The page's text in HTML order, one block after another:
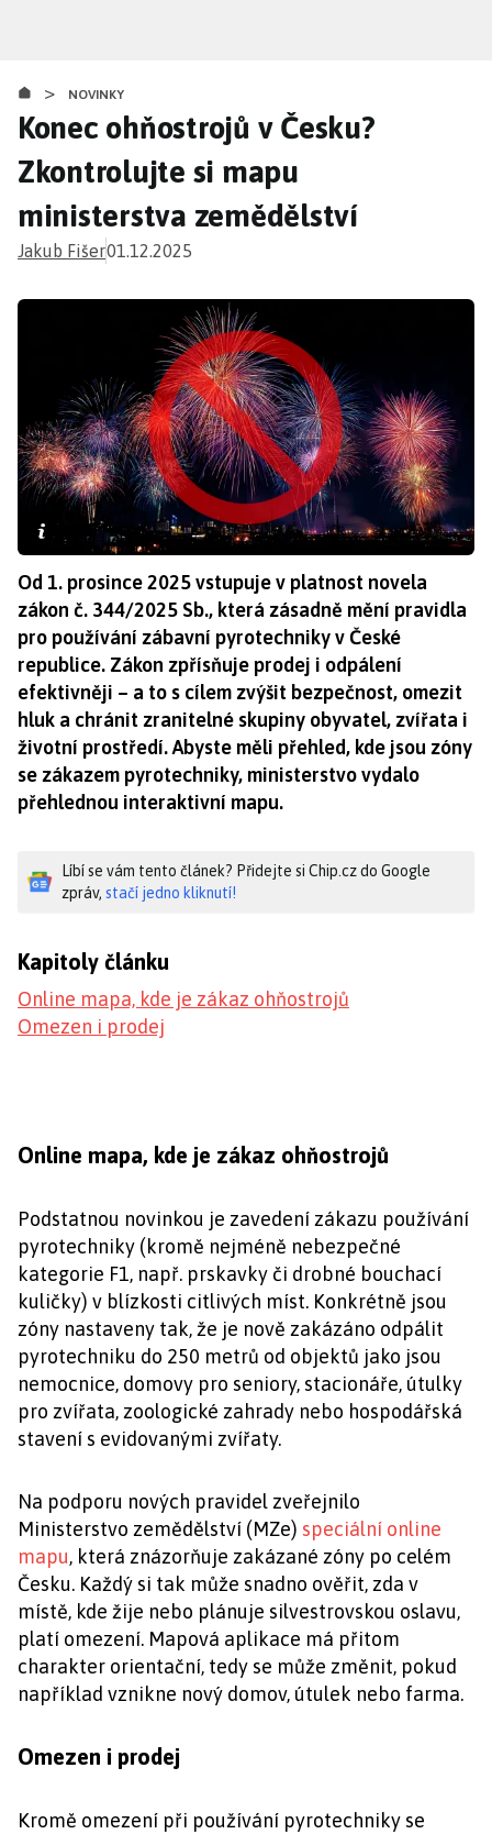
obsahu
> NOVINKY
Konec ohňostrojů v Česku?
Zkontrolujte si mapu
ministerstva zemědělství
Jakub Fišer01.12.2025
Od 1. prosince 2025 vstupuje v platnost novela
zákon č. 344/2025 Sb., která zásadně mění pravidla
pro používání zábavní pyrotechniky v České
republice. Zákon zpřísňuje prodej i odpálení
efektivněji – a to s cílem zvýšit bezpečnost, omezit
hluk a chránit zranitelné skupiny obyvatel, zvířata i
životní prostředí. Abyste měli přehled, kde jsou zóny
se zákazem pyrotechniky, ministerstvo vydalo
přehlednou interaktivní mapu.
Líbí se vám tento článek? Přidejte si Chip.cz do Google
zpráv, stačí jedno kliknutí!
Kapitoly článku
Online mapa, kde je zákaz ohňostrojů
Omezen i prodej
Online mapa, kde je zákaz ohňostrojů
Podstatnou novinkou je zavedení zákazu používání
pyrotechniky (kromě nejméně nebezpečné
kategorie F1, např. prskavky či drobné bouchací
kuličky) v blízkosti citlivých míst. Konkrétně jsou
zóny nastaveny tak, že je nově zakázáno odpálit
pyrotechniku do 250 metrů od objektů jako jsou
nemocnice, domovy pro seniory, stacionáře, útulky
pro zvířata, zoologické zahrady nebo hospodářská
stavení s evidovanými zvířaty.
Na podporu nových pravidel zveřejnilo
Ministerstvo zemědělství (MZe) speciální online
mapu, která znázorňuje zakázané zóny po celém
Česku. Každý si tak může snadno ověřit, zda v
místě, kde žije nebo plánuje silvestrovskou oslavu,
platí omezení. Mapová aplikace má přitom
charakter orientační, tedy se může změnit, pokud
například vznikne nový domov, útulek nebo farma.
Omezen i prodej
Kromě omezení při používání pyrotechniky se